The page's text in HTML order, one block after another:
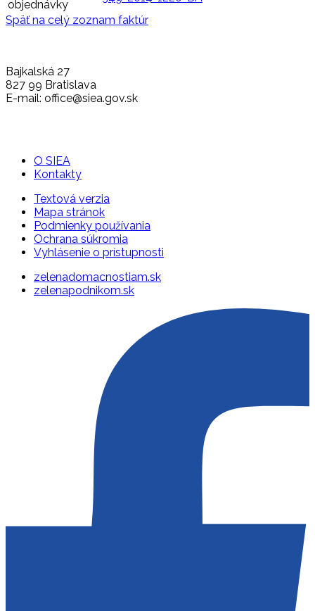
objednávky
Späť na celý zoznam faktúr
Bajkalská 27
827 99 Bratislava
E-mail: office@siea.gov.sk
O SIEA
Kontakty
Textová verzia
Mapa stránok
Podmienky používania
Ochrana súkromia
Vyhlásenie o prístupnosti
zelenadomacnostiam.sk
zelenapodnikom.sk